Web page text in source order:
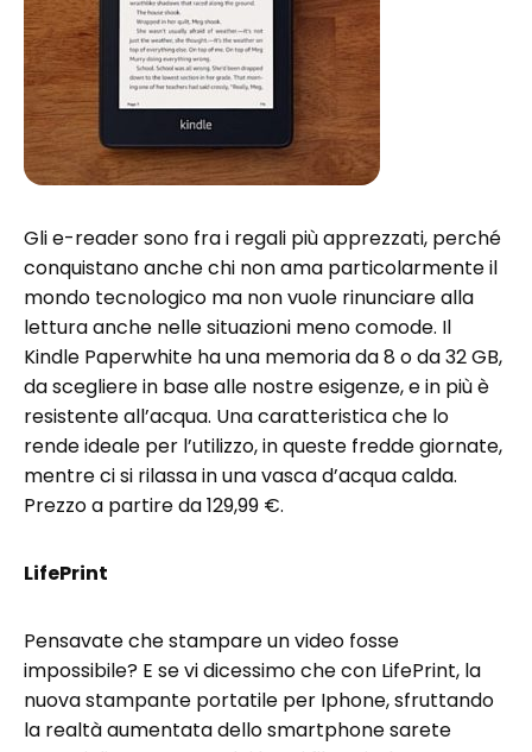
Gli e-reader sono fra i regali più apprezzati, perché
conquistano anche chi non ama particolarmente il
mondo tecnologico ma non vuole rinunciare alla
lettura anche nelle situazioni meno comode. Il
Kindle Paperwhite ha una memoria da 8 o da 32 GB,
da scegliere in base alle nostre esigenze, e in più è
resistente all’acqua. Una caratteristica che lo
rende ideale per l’utilizzo, in queste fredde giornate,
mentre ci si rilassa in una vasca d’acqua calda.
Prezzo a partire da 129,99 €.
LifePrint
Pensavate che stampare un video fosse
impossibile? E se vi dicessimo che con LifePrint, la
nuova stampante portatile per Iphone, sfruttando
la realtà aumentata dello smartphone sarete